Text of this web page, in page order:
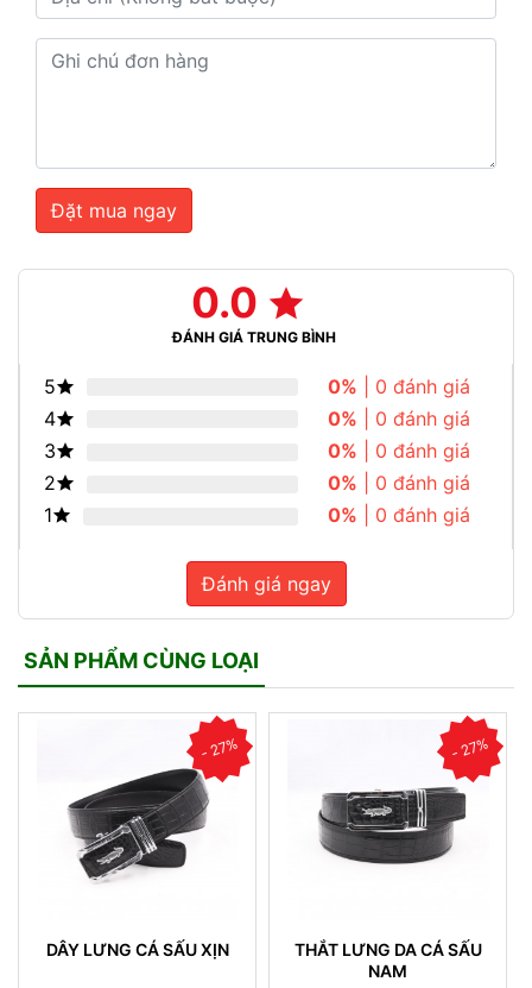
Đặt mua ngay
0.0
ĐÁNH GIÁ TRUNG BÌNH
5 0% | 0 đánh giá
4
0% | 0 đánh giá
3
0% | 0 đánh giá
2
0% | 0 đánh giá
1
0% | 0 đánh giá
Đánh giá ngay
SẢN PHẨM CÙNG LOẠI
- 27%
DÂY LƯNG CÁ SẤU XỊN
- 27%
THẮT LƯNG DA CÁ SẤU
NAM